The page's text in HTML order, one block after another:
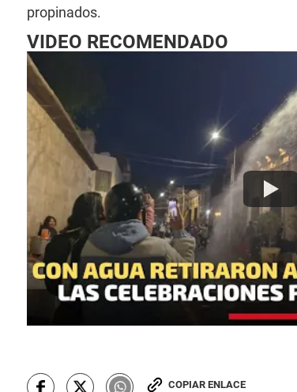
propinados.
VIDEO RECOMENDADO
COPIAR ENLACE